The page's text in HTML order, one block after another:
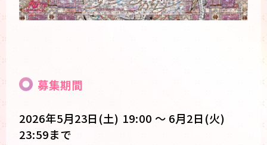
募集期間
2026年5月23日(土) 19:00 ～ 6月2日(火)
23:59まで